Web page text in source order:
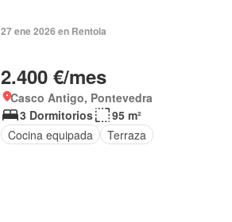
27 ene 2026 en Rentola
2.400 €/mes
Casco Antigo, Pontevedra
3 Dormitorios
95 m²
Cocina equipada
Terraza